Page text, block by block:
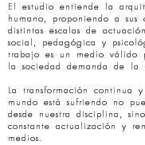
El estudio entiende la
humano, proponiendo a sus
distintas escalas de
social, pedagógica y
trabajo es un medio válido
la sociedad demanda de la
La transformación continua
mundo está sufriendo no
desde nuestra disciplina,
constante actualización y
medios.